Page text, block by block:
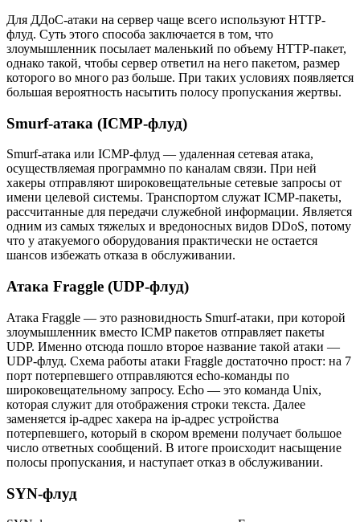
Для ДДоС-атаки на сервер чаще всего используют HTTP-
флуд. Суть этого способа заключается в том, что
злоумышленник посылает маленький по объему HTTP-пакет,
однако такой, чтобы сервер ответил на него пакетом, размер
которого во много раз больше. При таких условиях появляется
большая вероятность насытить полосу пропускания жертвы.
Smurf-атака (ICMP-флуд)
Smurf-атака или ICMP-флуд — удаленная сетевая атака,
осуществляемая программно по каналам связи. При ней
хакеры отправляют широковещательные сетевые запросы от
имени целевой системы. Транспортом служат ICMP-пакеты,
рассчитанные для передачи служебной информации. Является
одним из самых тяжелых и вредоносных видов DDoS, потому
что у атакуемого оборудования практически не остается
шансов избежать отказа в обслуживании.
Атака Fraggle (UDP-флуд)
Атака Fraggle — это разновидность Smurf-атаки, при которой
злоумышленник вместо ICMP пакетов отправляет пакеты
UDP. Именно отсюда пошло второе название такой атаки —
UDP-флуд. Схема работы атаки Fraggle достаточно прост: на 7
порт потерпевшего отправляются echo-команды по
широковещательному запросу. Echo — это команда Unix,
которая служит для отображения строки текста. Далее
заменяется ip-адрес хакера на ip-адрес устройства
потерпевшего, который в скором времени получает большое
число ответных сообщений. В итоге происходит насыщение
полосы пропускания, и наступает отказ в обслуживании.
SYN-флуд